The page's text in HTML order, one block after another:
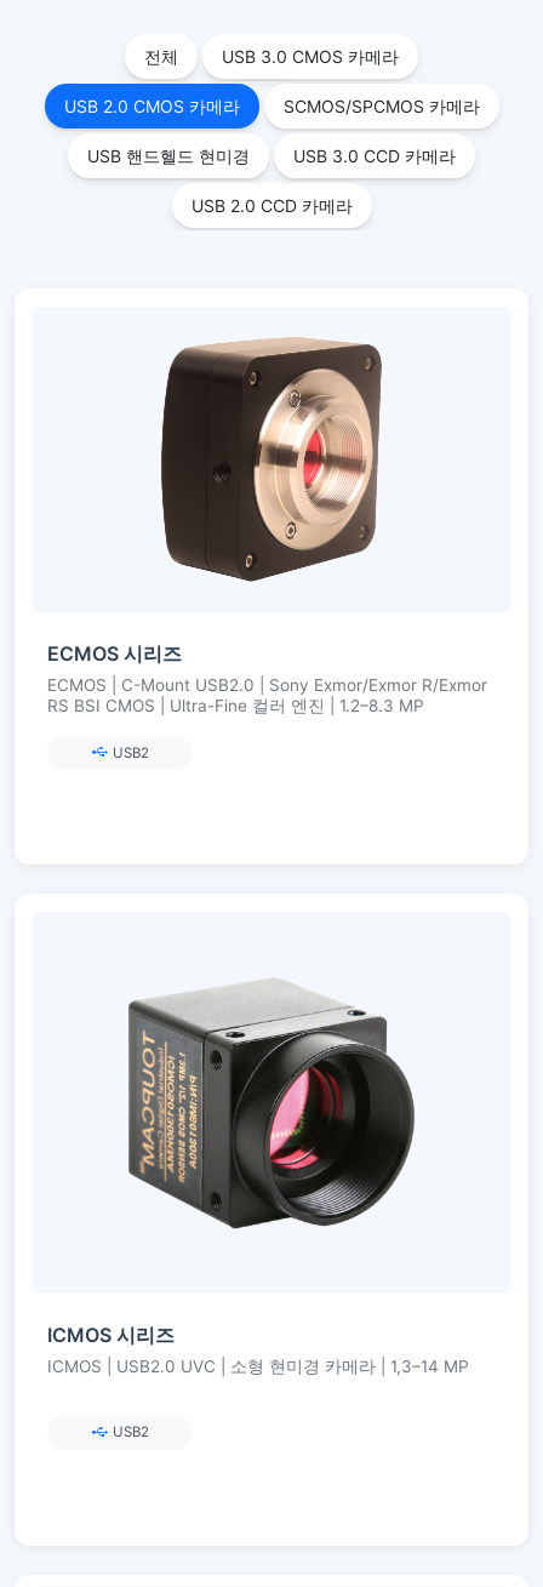
전체 USB 3.0 CMOS 카메라
USB 2.0 CMOS 카메라 SCMOS/SPCMOS 카메라
USB 핸드헬드 현미경 USB 3.0 CCD 카메라
USB 2.0 CCD 카메라
ECMOS 시리즈
ECMOS | C-Mount USB2.0 | Sony Exmor/Exmor R/Exmor
RS BSI CMOS | Ultra-Fine 컬러 엔진 | 1.2–8.3 MP
USB2
ICMOS 시리즈
ICMOS | USB2.0 UVC | 소형 현미경 카메라 | 1,3–14 MP
USB2